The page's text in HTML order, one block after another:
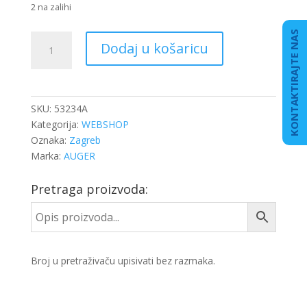
2 na zalihi
KABINE
količina
Dodaj u košaricu
SKU: 53234A
Kategorija: WEBSHOP
Oznaka: Zagreb
Marka: AUGER
Pretraga proizvoda:
Broj u pretraživaču upisivati bez razmaka.
KONTAKTIRAJTE NAS